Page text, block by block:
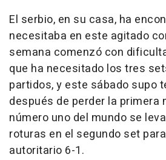
El serbio, en su casa, ha
necesitaba en este agitado
semana comenzó con
que ha necesitado los tres
partidos, y este sábado supo
después de perder la primera
número uno del mundo se
roturas en el segundo set
autoritario 6-1.